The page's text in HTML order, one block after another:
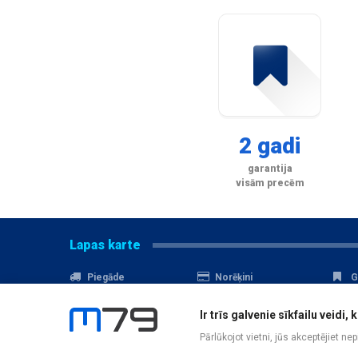
2 gadi
garantija
visām precēm
Lapas karte
Piegāde
Norēķini
Akcijas
Serviss
Ir trīs galvenie sīkfailu veidi,
Pārlūkojot vietni, jūs akceptējiet